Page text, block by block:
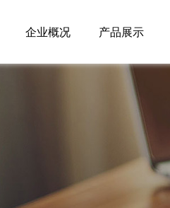
企业概况 产品展示